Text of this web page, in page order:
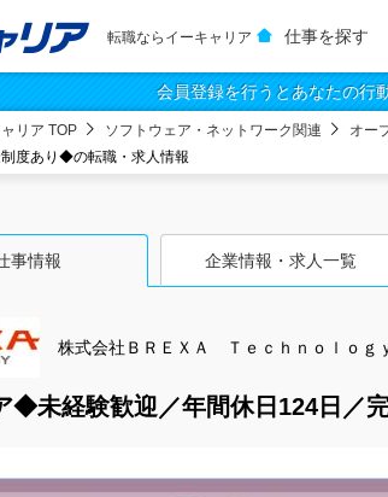
転職ならイーキャリア 仕事を探す
会員登録を行うとあなたの行
リア TOP ソフトウェア・ネットワーク関連 オー
度あり◆の転職・求人情報
事情報 企業情報・求人一覧
株式会社ＢＲＥＸＡ Ｔｅｃｈｎｏｌｏｇ
◆未経験歓迎／年間休日124日／